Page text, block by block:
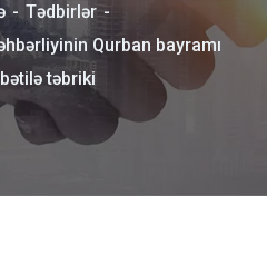
Tədbirlər
Qurban bayramı
təbriki